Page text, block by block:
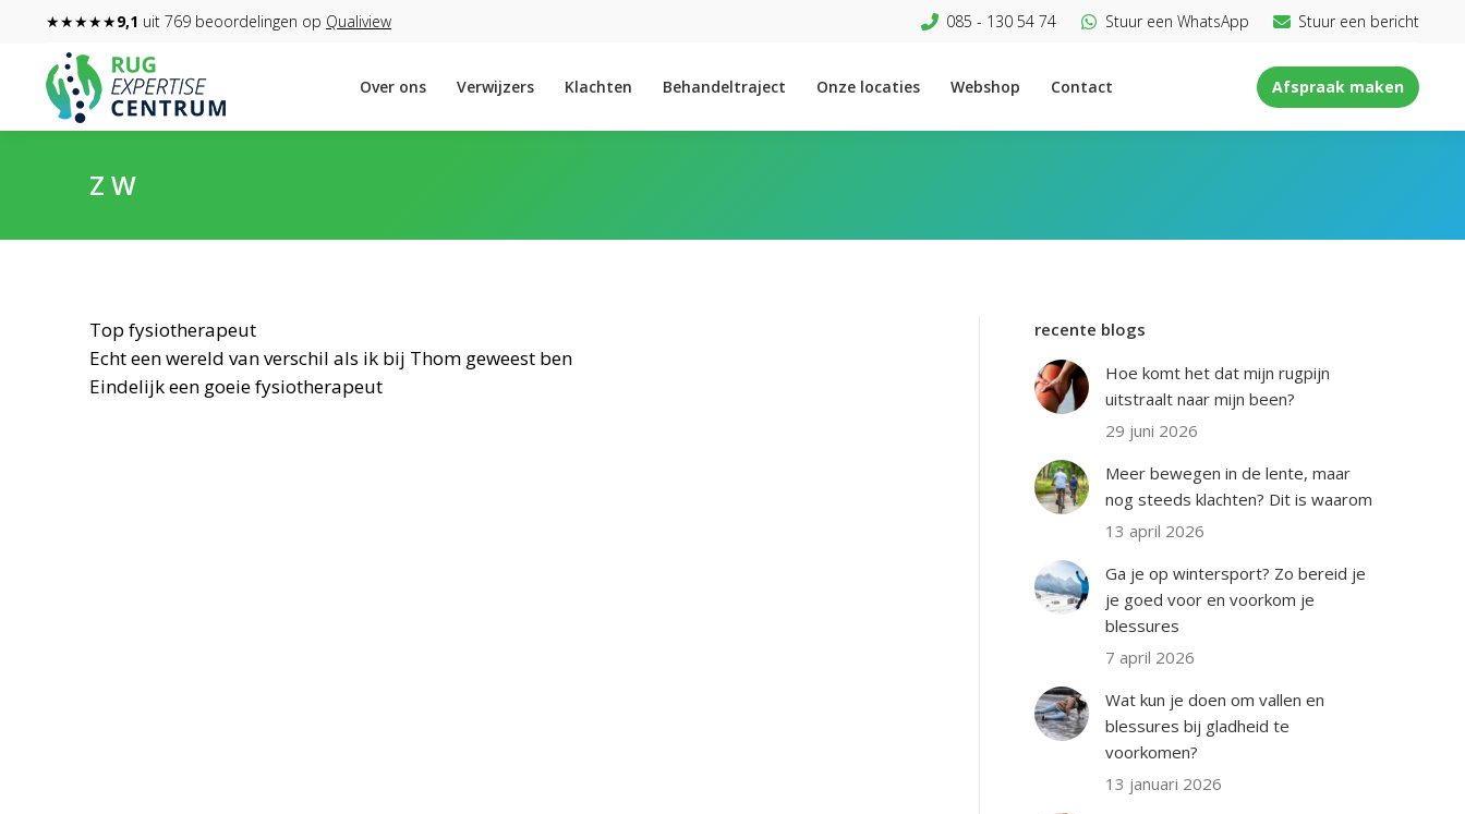
★★★★★9,1 uit 769 beoordelingen op Qualiview 085 - 130 54 74 Stuur een WhatsApp Stuur een bericht
Over ons Verwijzers Klachten Behandeltraject Onze locaties Webshop Contact Afspraak maken
Z W
Top fysiotherapeut
Echt een wereld van verschil als ik bij Thom geweest ben
Eindelijk een goeie fysiotherapeut
recente blogs
Hoe komt het dat mijn rugpijn
uitstraalt naar mijn been?
29 juni 2026
Meer bewegen in de lente, maar
nog steeds klachten? Dit is waarom
13 april 2026
Ga je op wintersport? Zo bereid je
je goed voor en voorkom je
blessures
7 april 2026
Wat kun je doen om vallen en
blessures bij gladheid te
voorkomen?
13 januari 2026